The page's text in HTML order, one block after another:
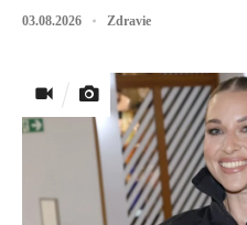
03.08.2026 Zdravie